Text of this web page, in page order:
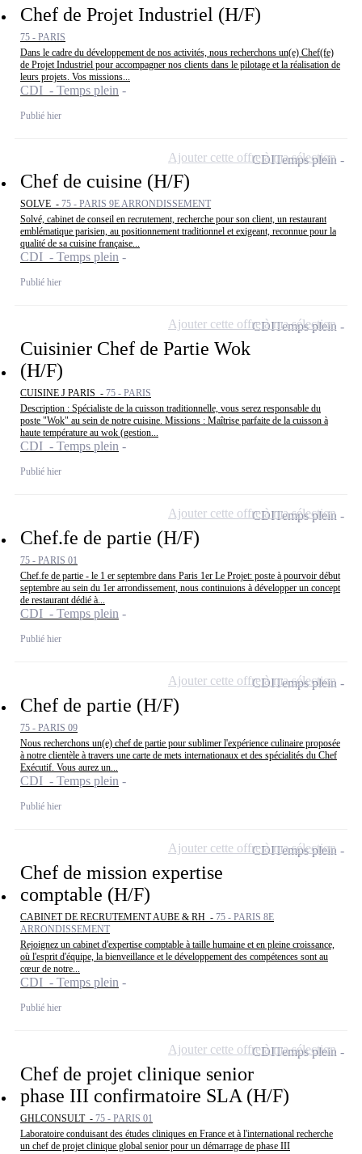
Chef de Projet Industriel (H/F)
75 - PARIS
Dans le cadre du développement de nos activités, nous recherchons un(e) Chef(fe)
de Projet Industriel pour accompagner nos clients dans le pilotage et la réalisation de
leurs projets. Vos missions...
CDI - Temps plein
Publié hier
Chef de cuisine (H/F)
SOLVE - 75 - PARIS 9E ARRONDISSEMENT
Solvé, cabinet de conseil en recrutement, recherche pour son client, un restaurant
emblématique parisien, au positionnement traditionnel et exigeant, reconnue pour la
qualité de sa cuisine française...
CDI - Temps plein
Publié hier
CDITemps plein
Ajouter cette offre à ma sélection
Cuisinier Chef de Partie Wok
(H/F)
CUISINE J PARIS - 75 - PARIS
Description : Spécialiste de la cuisson traditionnelle, vous serez responsable du
poste "Wok" au sein de notre cuisine. Missions : Maîtrise parfaite de la cuisson à
haute température au wok (gestion...
CDI - Temps plein
Publié hier
CDITemps plein
Ajouter cette offre à ma sélection
Chef.fe de partie (H/F)
75 - PARIS 01
Chef.fe de partie - le 1 er septembre dans Paris 1er Le Projet: poste à pourvoir début
septembre au sein du 1er arrondissement, nous continuions à développer un concept
de restaurant dédié à...
CDI - Temps plein
Publié hier
CDITemps plein
Ajouter cette offre à ma sélection
Chef de partie (H/F)
75 - PARIS 09
Nous recherchons un(e) chef de partie pour sublimer l'expérience culinaire proposée
à notre clientèle à travers une carte de mets internationaux et des spécialités du Chef
Exécutif. Vous aurez un...
CDI - Temps plein
Publié hier
CDITemps plein
Ajouter cette offre à ma sélection
Chef de mission expertise
comptable (H/F)
CABINET DE RECRUTEMENT AUBE & RH - 75 - PARIS 8E
ARRONDISSEMENT
Rejoignez un cabinet d'expertise comptable à taille humaine et en pleine croissance,
où l'esprit d'équipe, la bienveillance et le développement des compétences sont au
cœur de notre...
CDI - Temps plein
Publié hier
CDITemps plein
Ajouter cette offre à ma sélection
Chef de projet clinique senior
phase III confirmatoire SLA (H/F)
GHLCONSULT - 75 - PARIS 01
Laboratoire conduisant des études cliniques en France et à l'international recherche
un chef de projet clinique global senior pour un démarrage de phase III
CDITemps plein
Ajouter cette offre à ma sélection